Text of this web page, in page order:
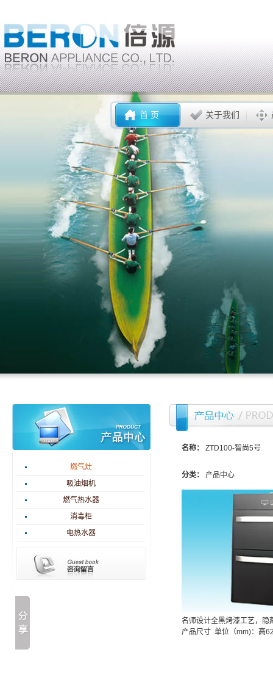
首 页 关于我们
燃气灶
吸油烟机
燃气热水器
消毒柜
电热水器
名称： ZTD100-智尚5号
分类： 产品中心
名师设计全黑烤漆工艺，隐
产品尺寸 单位（mm)：高